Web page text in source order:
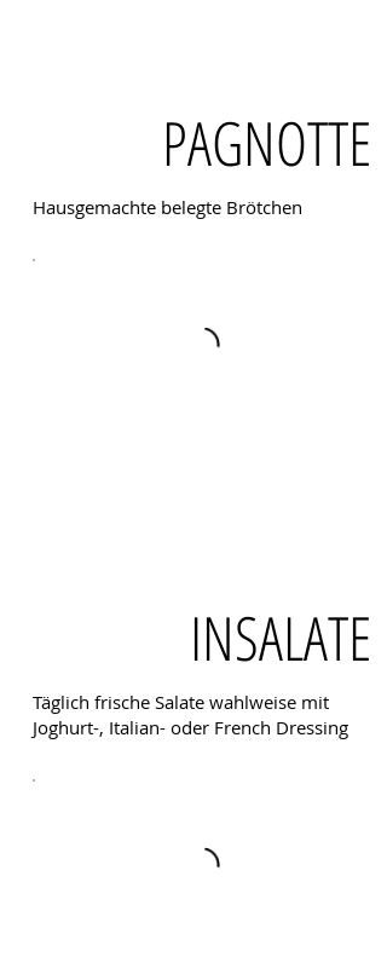
PAGNOTTE
Hausgemachte belegte Brötchen
INSALATE
Täglich frische Salate wahlweise mit
Joghurt-, Italian- oder French Dressing